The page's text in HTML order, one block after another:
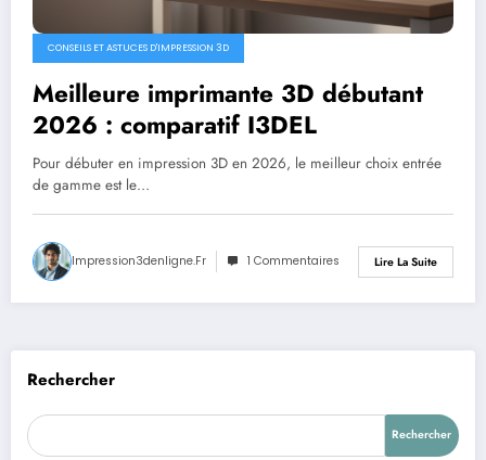
CONSEILS ET ASTUCES D'IMPRESSION 3D
Meilleure imprimante 3D débutant
2026 : comparatif I3DEL
Pour débuter en impression 3D en 2026, le meilleur choix entrée
de gamme est le…
Impression3denligne.fr 1 Commentaires Lire La Suite
Rechercher
Rechercher